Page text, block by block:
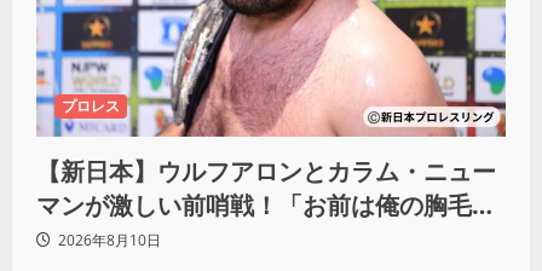
プロレス
【新日本】ウルフアロンとカラム・ニュー
マンが激しい前哨戦！「お前は俺の胸毛に
カラム(絡む)小バエと一緒だ」
2026年8月10日